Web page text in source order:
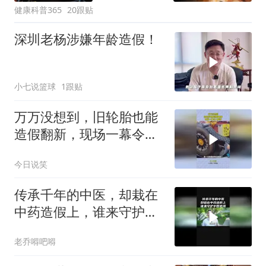
健康科普365 20跟贴
深圳老杨涉嫌年龄造假！
小七说篮球 1跟贴
万万没想到，旧轮胎也能
造假翻新，现场一幕令人
今日说笑
传承千年的中医，却栽在
中药造假上，谁来守护中
老乔嘚吧嘚